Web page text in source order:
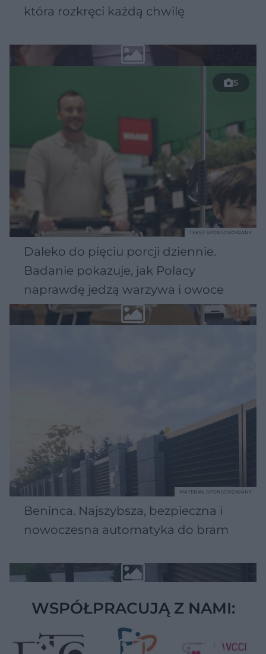
która rozkręci każdą chwilę
5
Daleko do pięciu porcji dziennie.
Badanie pokazuje, jak Polacy
naprawdę jedzą warzywa i owoce
TEKST SPONSOROWANY
Beninca. Najszybsza, bezpieczna i
nowoczesna automatyka do bram
MATERIAŁ SPONSOROWANY
WSPÓŁPRACUJĄ Z NAMI: